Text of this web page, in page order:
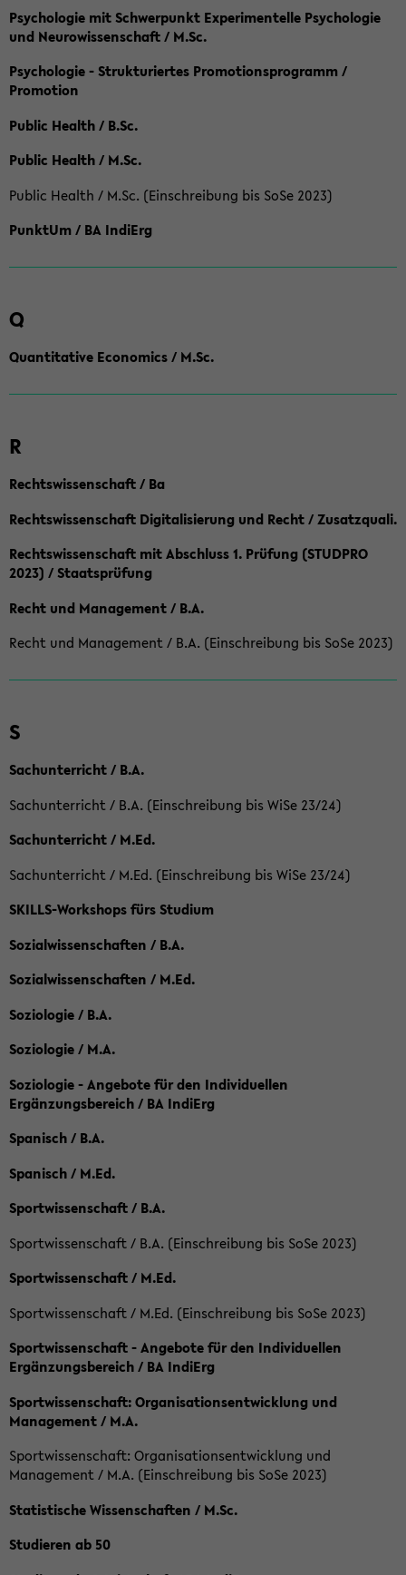
Psychologie mit Schwerpunkt Experimentelle Psychologie
und Neurowissenschaft / M.Sc.
Psychologie - Strukturiertes Promotionsprogramm /
Promotion
Public Health / B.Sc.
Public Health / M.Sc.
Public Health / M.Sc. (Einschreibung bis SoSe 2023)
PunktUm / BA IndiErg
Q
Quantitative Economics / M.Sc.
R
Rechtswissenschaft / Ba
Rechtswissenschaft Digitalisierung und Recht / Zusatzquali.
Rechtswissenschaft mit Abschluss 1. Prüfung (STUDPRO
2023) / Staatsprüfung
Recht und Management / B.A.
Recht und Management / B.A. (Einschreibung bis SoSe 2023)
S
Sachunterricht / B.A.
Sachunterricht / B.A. (Einschreibung bis WiSe 23/24)
Sachunterricht / M.Ed.
Sachunterricht / M.Ed. (Einschreibung bis WiSe 23/24)
SKILLS-Workshops fürs Studium
Sozialwissenschaften / B.A.
Sozialwissenschaften / M.Ed.
Soziologie / B.A.
Soziologie / M.A.
Soziologie - Angebote für den Individuellen
Ergänzungsbereich / BA IndiErg
Spanisch / B.A.
Spanisch / M.Ed.
Sportwissenschaft / B.A.
Sportwissenschaft / B.A. (Einschreibung bis SoSe 2023)
Sportwissenschaft / M.Ed.
Sportwissenschaft / M.Ed. (Einschreibung bis SoSe 2023)
Sportwissenschaft - Angebote für den Individuellen
Ergänzungsbereich / BA IndiErg
Sportwissenschaft: Organisationsentwicklung und
Management / M.A.
Sportwissenschaft: Organisationsentwicklung und
Management / M.A. (Einschreibung bis SoSe 2023)
Statistische Wissenschaften / M.Sc.
Studieren ab 50